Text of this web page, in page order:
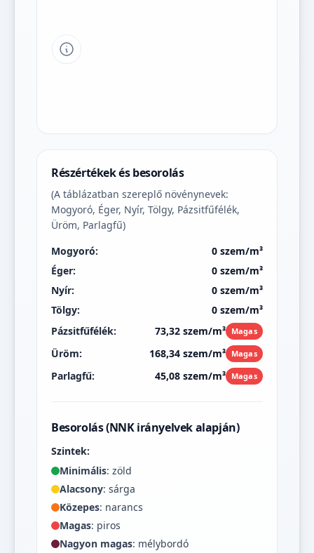
Tipp a grafikon jelmagyarázatához
Részértékek és besorolás
(A táblázatban szereplő növénynevek:
Mogyoró, Éger, Nyír, Tölgy, Pázsitfűfélék,
Üröm, Parlagfű)
Mogyoró:
0 szem/m³
Éger:
0 szem/m³
Nyír:
0 szem/m³
Tölgy:
0 szem/m³
Pázsitfűfélék:
73,32 szem/m³ Magas
Üröm: 168,34 szem/m³ Magas
Parlagfű: 45,08 szem/m³ Magas
Besorolás (NNK irányelvek alapján)
Szintek:
Minimális: zöld
Alacsony: sárga
Közepes: narancs
Magas: piros
Nagyon magas: mélybordó